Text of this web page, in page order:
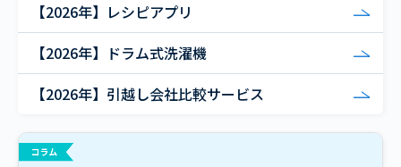
【2026年】レシピアプリ
【2026年】ドラム式洗濯機
【2026年】引越し会社比較サービス